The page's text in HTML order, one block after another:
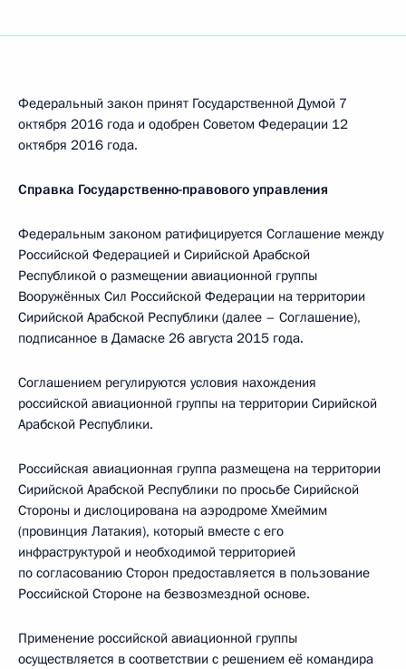
Федеральный закон принят Государственной Думой 7
октября 2016 года и одобрен Советом Федерации 12
октября 2016 года.
Справка Государственно-правового управления
Федеральным законом ратифицируется Соглашение между
Российской Федерацией и Сирийской Арабской
Республикой о размещении авиационной группы
Вооружённых Сил Российской Федерации на территории
Сирийской Арабской Республики (далее – Соглашение),
подписанное в Дамаске 26 августа 2015 года.
Соглашением регулируются условия нахождения
российской авиационной группы на территории Сирийской
Арабской Республики.
Российская авиационная группа размещена на территории
Сирийской Арабской Республики по просьбе Сирийской
Стороны и дислоцирована на аэродроме Хмеймим
(провинция Латакия), который вместе с его
инфраструктурой и необходимой территорией
по согласованию Сторон предоставляется в пользование
Российской Стороне на безвозмездной основе.
Применение российской авиационной группы
осуществляется в соответствии с решением её командира